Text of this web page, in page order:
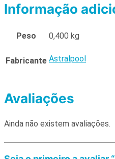
Informação
Peso 0,400 kg
Fabricante Astralpool
Avaliações
Ainda não existem avaliações.